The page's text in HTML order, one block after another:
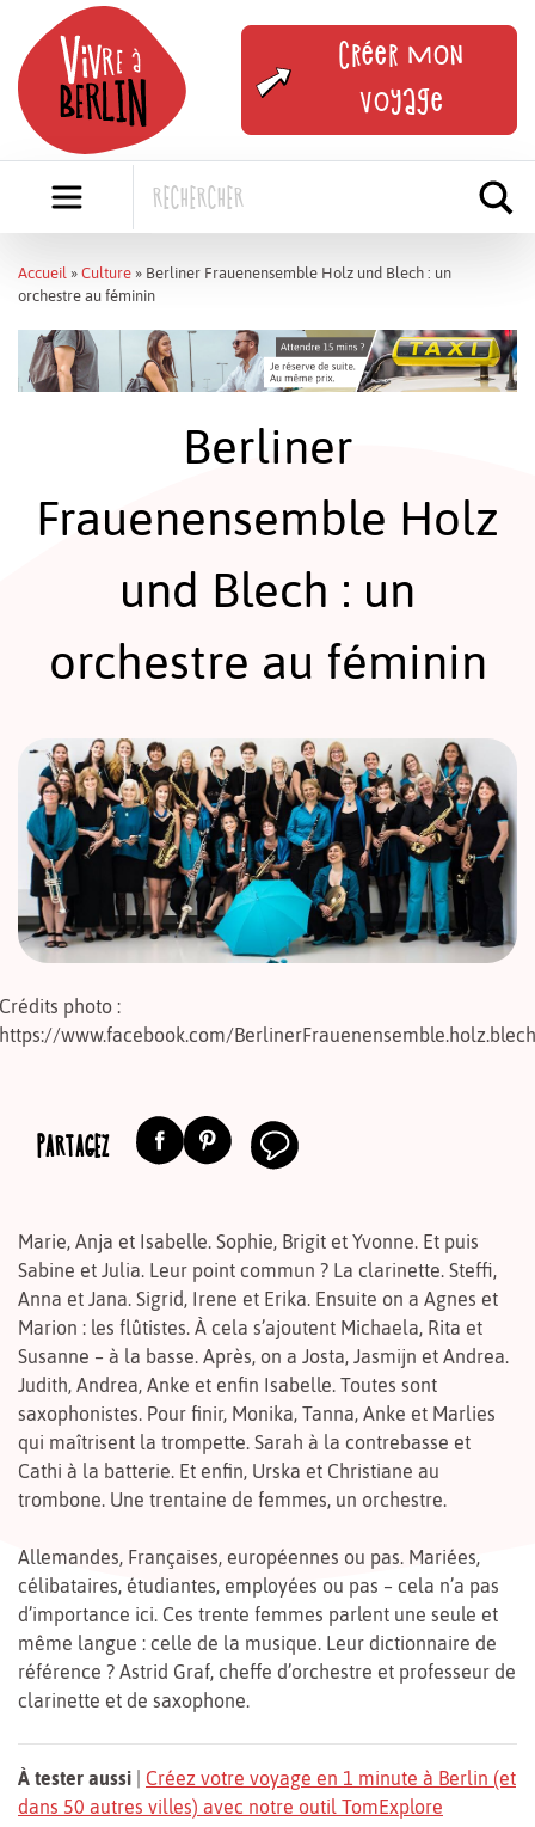
content
Créer mon
voyage
Accueil » Culture » Berliner Frauenensemble Holz und Blech : un
orchestre au féminin
Berliner
Frauenensemble Holz
und Blech : un
orchestre au féminin
Crédits photo :
https://www.facebook.com/BerlinerFrauenensemble.holz.blech
PARTAGEZ
Marie, Anja et Isabelle. Sophie, Brigit et Yvonne. Et puis
Sabine et Julia. Leur point commun ? La clarinette. Steffi,
Anna et Jana. Sigrid, Irene et Erika. Ensuite on a Agnes et
Marion : les flûtistes. À cela s’ajoutent Michaela, Rita et
Susanne – à la basse. Après, on a Josta, Jasmijn et Andrea.
Judith, Andrea, Anke et enfin Isabelle. Toutes sont
saxophonistes. Pour finir, Monika, Tanna, Anke et Marlies
qui maîtrisent la trompette. Sarah à la contrebasse et
Cathi à la batterie. Et enfin, Urska et Christiane au
trombone. Une trentaine de femmes, un orchestre.
Allemandes, Françaises, européennes ou pas. Mariées,
célibataires, étudiantes, employées ou pas – cela n’a pas
d’importance ici. Ces trente femmes parlent une seule et
même langue : celle de la musique. Leur dictionnaire de
référence ? Astrid Graf, cheffe d’orchestre et professeur de
clarinette et de saxophone.
À tester aussi
Créez votre voyage en 1 minute à Berlin (et
dans 50 autres villes) avec notre outil TomExplore
6